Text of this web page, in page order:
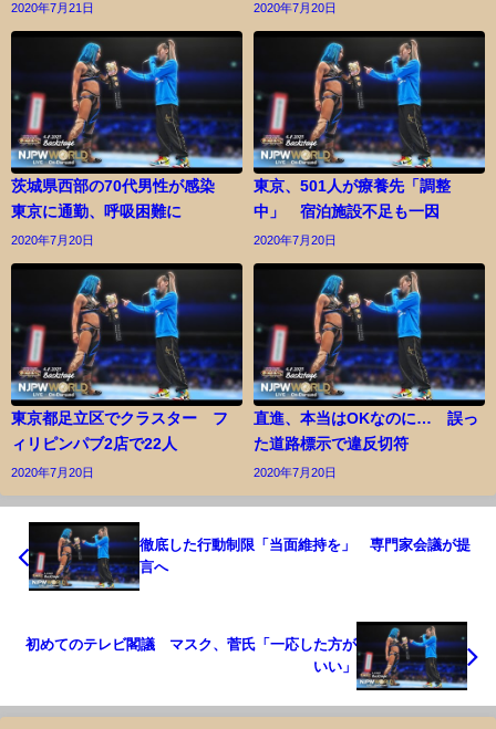
2020年7月21日 2020年7月20日
茨城県西部の70代男性が感染
東京に通勤、呼吸困難に
2020年7月20日
東京、501人が療養先「調整
中」 宿泊施設不足も一因
2020年7月20日
東京都足立区でクラスター フ
ィリピンパブ2店で22人
2020年7月20日
直進、本当はOKなのに… 誤っ
た道路標示で違反切符
2020年7月20日
徹底した行動制限「当面維持を」 専門家会議が提
言へ
初めてのテレビ閣議 マスク、菅氏「一応した方が
いい」